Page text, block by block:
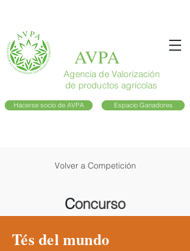
AVPA
Agencia de Valorización
de productos agrícolas
Hacerse socio de AVPA Espacio Ganadores
Volver a Competición
Concurso
Tés delmundo